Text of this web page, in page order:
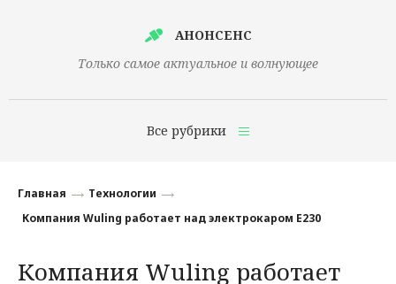
АНОНСЕНС
Только самое актуальное и волнующее
Все рубрики
Финансы
Главная
Технологии
Компания Wuling работает над электрокаром E230
Компания Wuling работает